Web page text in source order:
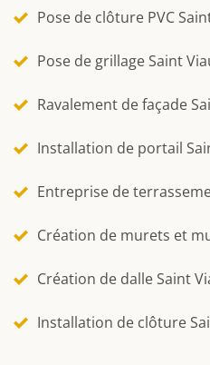
Pose de clôture PVC
Pose de grillage Saint
Ravalement de façade
Installation de portail
Entreprise de
Création de murets et
Création de dalle Saint
Installation de clôture